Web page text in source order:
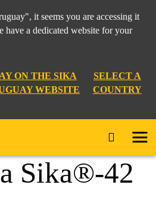
it seems you are accessing it
have a dedicated website for your
ON THE SIKA
WEBSITE
SELECT A
COUNTRY
Sika®-42